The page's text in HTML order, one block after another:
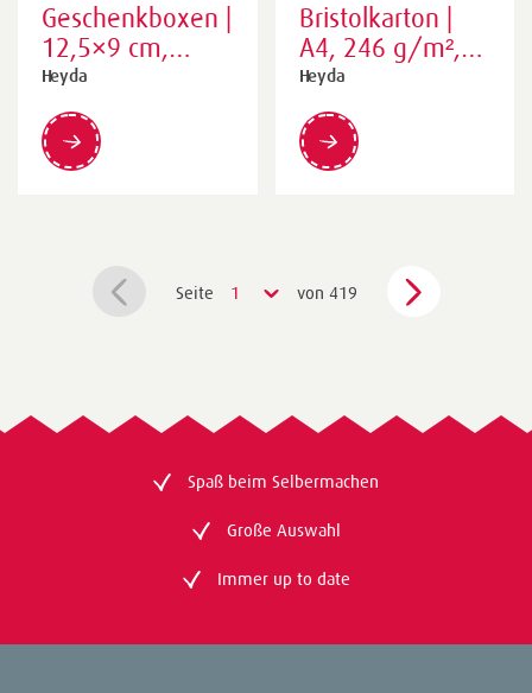
Geschenkboxen |
12,5×9 cm,
natur, 6 Stück
Heyda
Bristolkarton |
A4, 246 g/m²,
weiß
Heyda
Seite 1 von 419
Spaß beim Selbermachen
Große Auswahl
Immer up to date